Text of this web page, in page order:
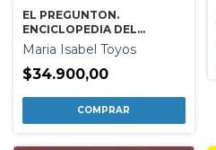
EL PREGUNTON.
ENCICLOPEDIA DEL
MUNDO
Maria Isabel Toyos
$34.900,00